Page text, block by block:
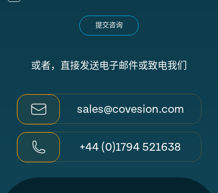
提交咨询
或者，直接发送电子邮件或致电我们
sales@covesion.com
+44 (0)1794 521638